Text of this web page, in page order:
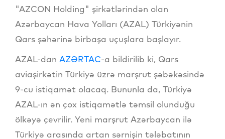
"AZCON Holding" şirkətlərindən olan
Azərbaycan Hava Yolları (AZAL) Türkiyənin
Qars şəhərinə birbaşa uçuşlara başlayır.
AZAL-dan AZƏRTAC-a bildirilib ki, Qars
aviaşirkətin Türkiyə üzrə marşrut şəbəkəsində
9-cu istiqamət olacaq. Bununla da, Türkiyə
AZAL-ın ən çox istiqamətlə təmsil olunduğu
ölkəyə çevrilir. Yeni marşrut Azərbaycan ilə
Türkiyə arasında artan sərnişin tələbatının